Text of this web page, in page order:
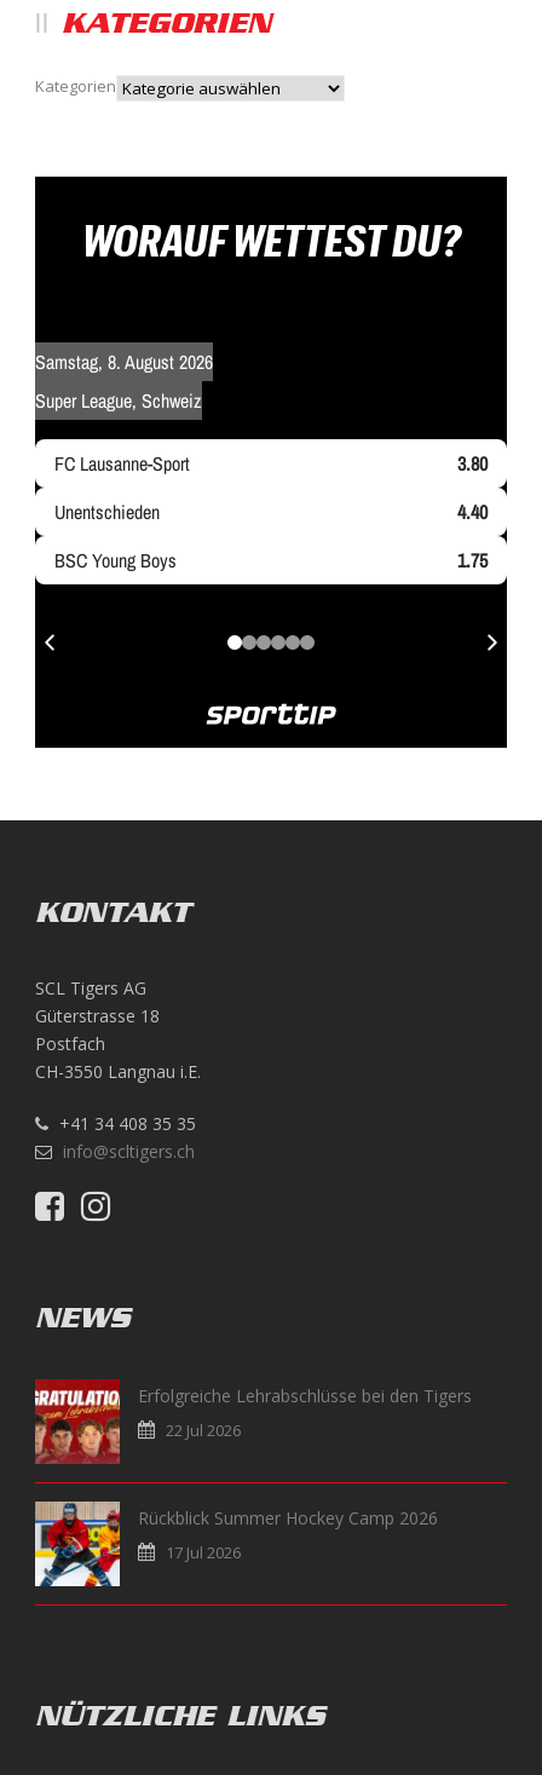
KATEGORIEN
Kategorien
KONTAKT
SCL Tigers AG
Güterstrasse 18
Postfach
CH-3550 Langnau i.E.
+41 34 408 35 35
info@scltigers.ch
NEWS
Erfolgreiche Lehrabschlüsse bei den Tigers
22 Jul 2026
Rückblick Summer Hockey Camp 2026
17 Jul 2026
NÜTZLICHE LINKS